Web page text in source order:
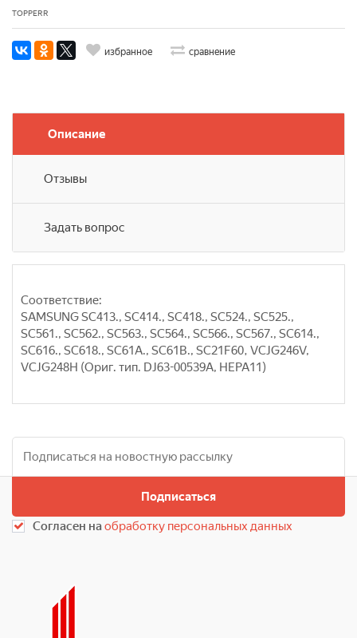
TOPPERR
избранное сравнение
Описание
Отзывы
Задать вопрос
Соответствие:
SAMSUNG SC413., SC414., SC418., SC524., SC525.,
SC561., SC562., SC563., SC564., SC566., SC567., SC614.,
SC616., SC618., SC61A., SC61B., SC21F60, VCJG246V,
VCJG248H (Ориг. тип. DJ63-00539A, HEPA11)
Подписаться
Согласен наобработку персональных данных